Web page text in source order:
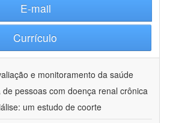
E-mail
Currículo
e monitoramento da saúde
pessoas com doença renal crônica
um estudo de coorte